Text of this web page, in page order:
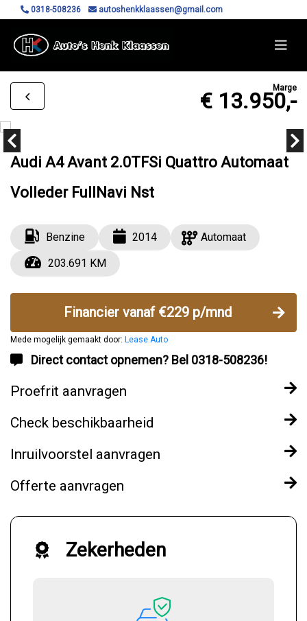
0318-508236 autoshenkklaassen@gmail.com
Marge
€ 13.950,-
Audi A4 Avant 2.0TFSi Quattro Automaat
Volleder FullNavi Nst
Benzine 2014
Automaat
203.691 KM
Financier vanaf €229 p/mnd
Mede mogelijk gemaakt door: Lease.Auto
Direct contact opnemen? Bel 0318-508236!
Proefrit aanvragen
Check beschikbaarheid
Inruilvoorstel aanvragen
Offerte aanvragen
Zekerheden